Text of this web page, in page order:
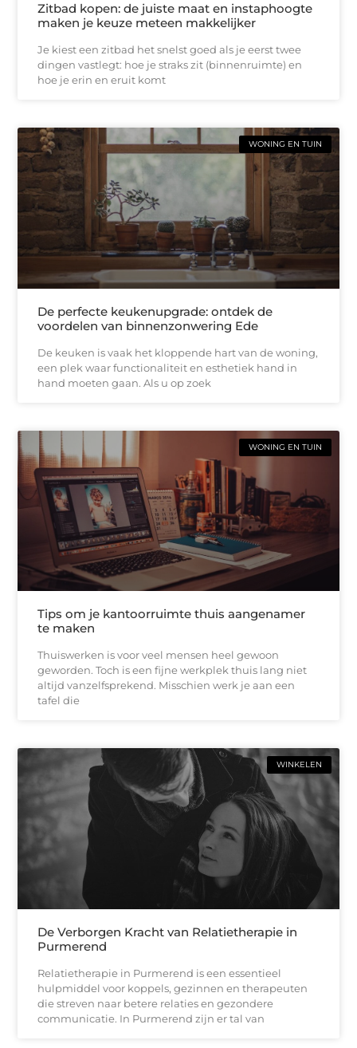
Zitbad kopen: de juiste maat en instaphoogte
maken je keuze meteen makkelijker
Je kiest een zitbad het snelst goed als je eerst twee
dingen vastlegt: hoe je straks zit (binnenruimte) en
hoe je erin en eruit komt
WONING EN TUIN
De perfecte keukenupgrade: ontdek de
voordelen van binnenzonwering Ede
De keuken is vaak het kloppende hart van de woning,
een plek waar functionaliteit en esthetiek hand in
hand moeten gaan. Als u op zoek
WONING EN TUIN
Tips om je kantoorruimte thuis aangenamer
te maken
Thuiswerken is voor veel mensen heel gewoon
geworden. Toch is een fijne werkplek thuis lang niet
altijd vanzelfsprekend. Misschien werk je aan een
tafel die
WINKELEN
De Verborgen Kracht van Relatietherapie in
Purmerend
Relatietherapie in Purmerend is een essentieel
hulpmiddel voor koppels, gezinnen en therapeuten
die streven naar betere relaties en gezondere
communicatie. In Purmerend zijn er tal van